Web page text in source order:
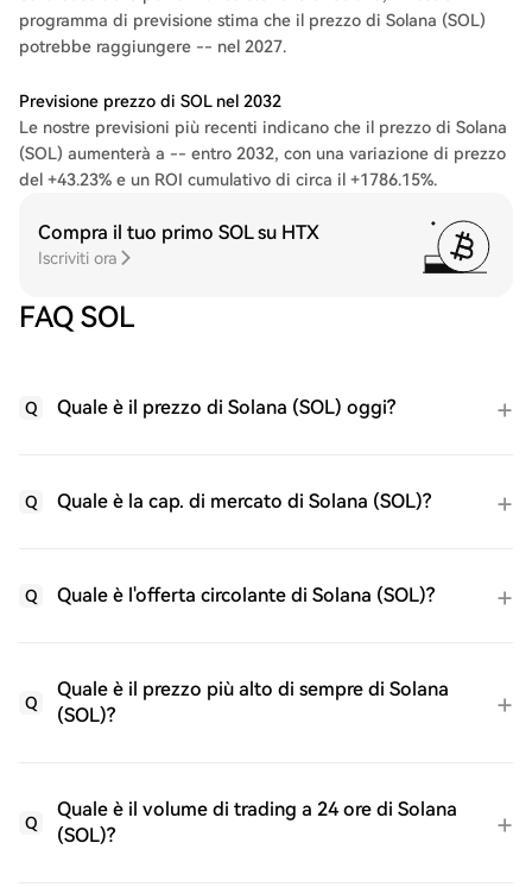
programma di previsione stima che il prezzo di Solana (SOL)
potrebbe raggiungere -- nel 2027.
Previsione prezzo di SOL nel 2032
Le nostre previsioni più recenti indicano che il prezzo di Solana
(SOL) aumenterà a -- entro 2032, con una variazione di prezzo
del +43.23% e un ROI cumulativo di circa il +1786.15%.
Compra il tuo primo SOL su HTX
Iscriviti ora
FAQ SOL
Q Quale è il prezzo di Solana (SOL) oggi?
Q Quale è la cap. di mercato di Solana (SOL)?
Q Quale è l'offerta circolante di Solana (SOL)?
Q
Quale è il prezzo più alto di sempre di Solana
(SOL)?
Q
Quale è il volume di trading a 24 ore di Solana
(SOL)?